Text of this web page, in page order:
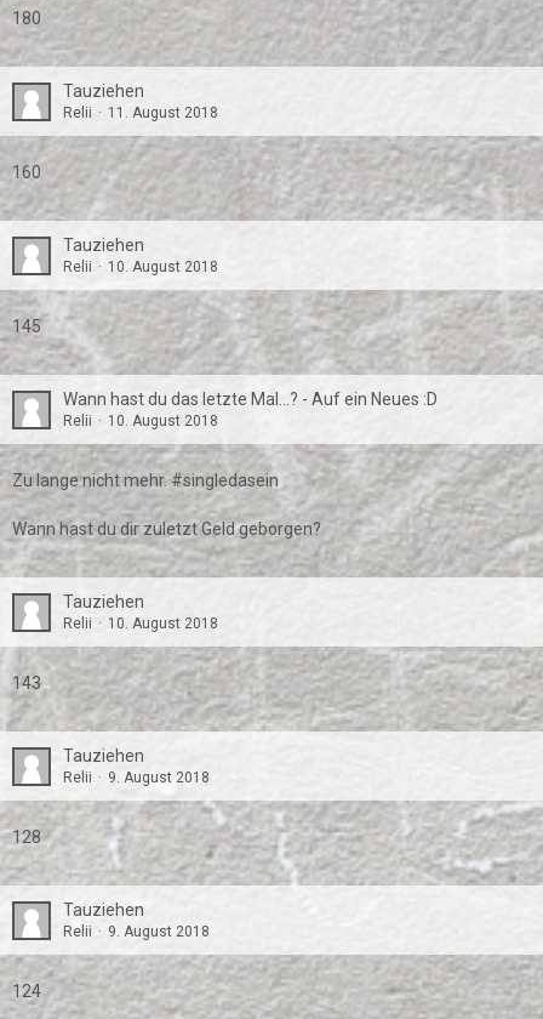
180
Tauziehen
Relii 11. August 2018
160
Tauziehen
Relii 10. August 2018
145
Wann hast du das letzte Mal...? - Auf ein Neues :D
Relii 10. August 2018
Zu lange nicht mehr. #singledasein
Wann hast du dir zuletzt Geld geborgen?
Tauziehen
Relii 10. August 2018
143
Tauziehen
Relii 9. August 2018
128
Tauziehen
Relii 9. August 2018
124